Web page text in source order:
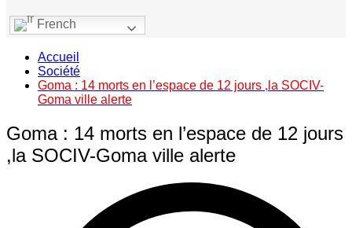
French
Accueil
Société
Goma : 14 morts en l’espace de 12 jours ,la SOCIV-
Goma ville alerte
Goma : 14 morts en l’espace de 12 jours
,la SOCIV-Goma ville alerte